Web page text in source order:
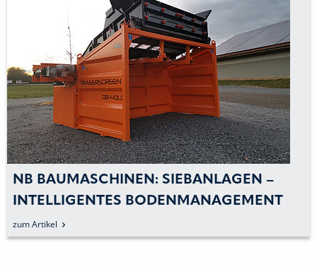
NB BAUMASCHINEN: SIEBANLAGEN –
INTELLIGENTES BODENMANAGEMENT
WIRD REALITÄT
zum Artikel